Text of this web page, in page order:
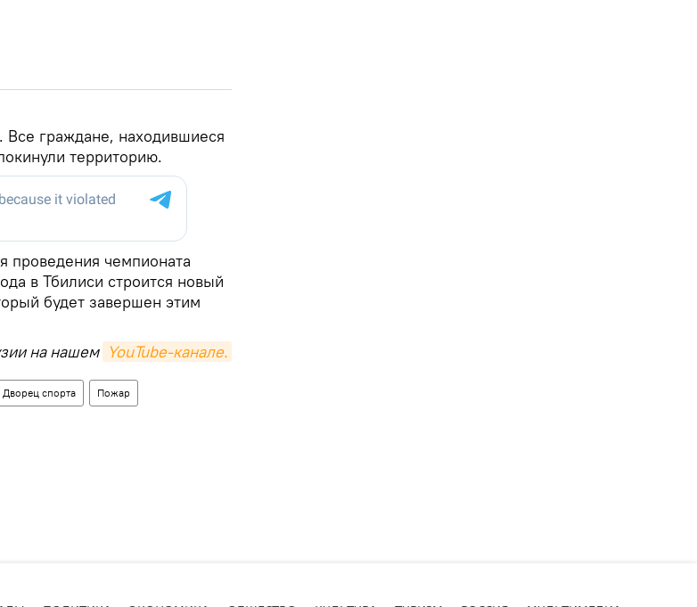
Все граждане, находившиеся
территорию.
проведения чемпионата
в Тбилиси строится новый
будет завершен этим
на нашем YouTube-канале.
Дворец спорта Пожар